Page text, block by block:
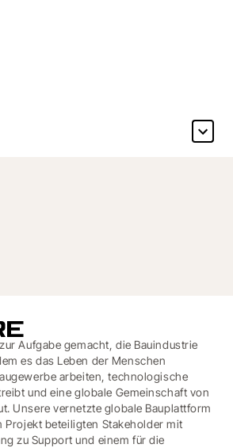
Aufgabe gemacht, die Bauindustrie
es das Leben der Menschen
arbeiten, technologische
und eine globale Gemeinschaft von
Unsere vernetzte globale Bauplattform
Projekt beteiligten Stakeholder mit
zu Support und einem für die